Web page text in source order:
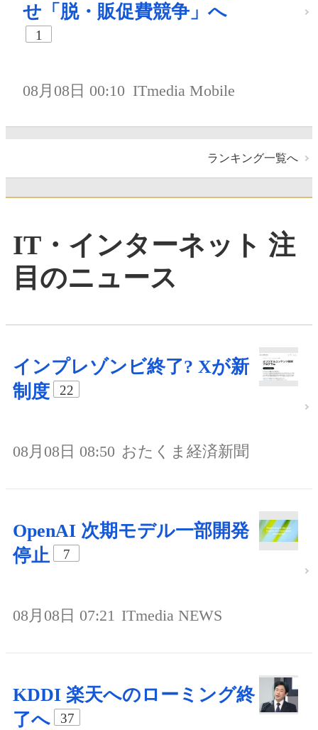
せ「脱・販促費競争」へ
1
08月08日 00:10 ITmedia Mobile
ランキング一覧へ
IT・インターネット 注
目のニュース
インプレゾンビ終了? Xが新
制度
22
08月08日 08:50 おたくま経済新聞
OpenAI 次期モデル一部開発
停止
7
08月08日 07:21 ITmedia NEWS
KDDI 楽天へのローミング終
了へ
37